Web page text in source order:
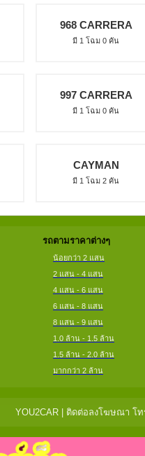
968 CARRERA
มี 1 โฉม 0 คัน
997 CARRERA
มี 1 โฉม 0 คัน
CAYMAN
มี 1 โฉม 2 คัน
รถตามราคาต่างๆ
น้อยกว่า 2 แสน
2 แสน - 4 แสน
4 แสน - 6 แสน
6 แสน - 8 แสน
8 แสน - 9 แสน
1.0 ล้าน - 1.5 ล้าน
1.5 ล้าน - 2.0 ล้าน
มากกว่า 2 ล้าน
YOU2CAR | ติดต่อลงโฆษณา โท